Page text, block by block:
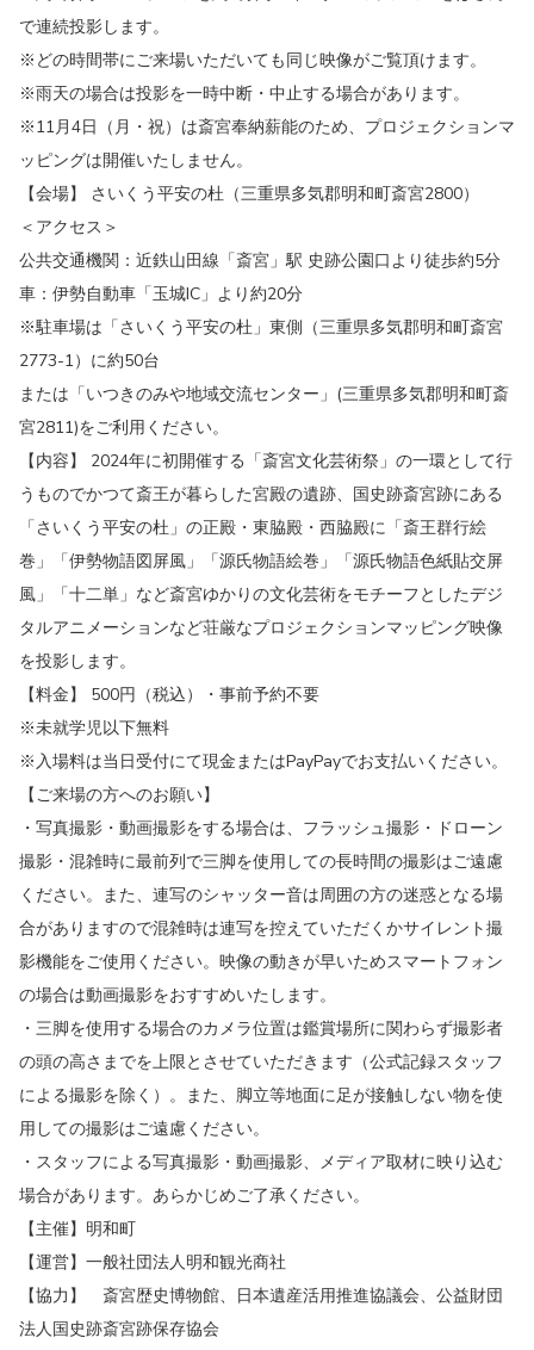
で連続投影します。
※どの時間帯にご来場いただいても同じ映像がご覧頂けます。
※雨天の場合は投影を一時中断・中止する場合があります。
※11月4日（月・祝）は斎宮奉納薪能のため、プロジェクションマ
ッピングは開催いたしません。
【会場】 さいくう平安の杜（三重県多気郡明和町斎宮2800）
＜アクセス＞
公共交通機関：近鉄山田線「斎宮」駅 史跡公園口より徒歩約5分
車：伊勢自動車「玉城IC」より約20分
※駐車場は「さいくう平安の杜」東側（三重県多気郡明和町斎宮
2773-1）に約50台
または「いつきのみや地域交流センター」(三重県多気郡明和町斎
宮2811)をご利用ください。
【内容】 2024年に初開催する「斎宮文化芸術祭」の一環として行
うものでかつて斎王が暮らした宮殿の遺跡、国史跡斎宮跡にある
「さいくう平安の杜」の正殿・東脇殿・西脇殿に「斎王群行絵
巻」「伊勢物語図屏風」「源氏物語絵巻」「源氏物語色紙貼交屏
風」「十二単」など斎宮ゆかりの文化芸術をモチーフとしたデジ
タルアニメーションなど荘厳なプロジェクションマッピング映像
を投影します。
【料金】 500円（税込）・事前予約不要
※未就学児以下無料
※入場料は当日受付にて現金またはPayPayでお支払いください。
【ご来場の方へのお願い】
・写真撮影・動画撮影をする場合は、フラッシュ撮影・ドローン
撮影・混雑時に最前列で三脚を使用しての長時間の撮影はご遠慮
ください。また、連写のシャッター音は周囲の方の迷惑となる場
合がありますので混雑時は連写を控えていただくかサイレント撮
影機能をご使用ください。映像の動きが早いためスマートフォン
の場合は動画撮影をおすすめいたします。
・三脚を使用する場合のカメラ位置は鑑賞場所に関わらず撮影者
の頭の高さまでを上限とさせていただきます（公式記録スタッフ
による撮影を除く）。また、脚立等地面に足が接触しない物を使
用しての撮影はご遠慮ください。
・スタッフによる写真撮影・動画撮影、メディア取材に映り込む
場合があります。あらかじめご了承ください。
【主催】明和町
【運営】一般社団法人明和観光商社
【協力】 斎宮歴史博物館、日本遺産活用推進協議会、公益財団
法人国史跡斎宮跡保存協会